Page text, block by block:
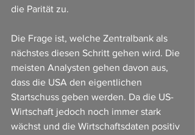
die Parität zu.
Die Frage ist, welche Zentralbank als
nächstes diesen Schritt gehen wird. Die
meisten Analysten gehen davon aus,
dass die USA den eigentlichen
Startschuss geben werden. Da die US-
Wirtschaft jedoch noch immer stark
wächst und die Wirtschaftsdaten positiv